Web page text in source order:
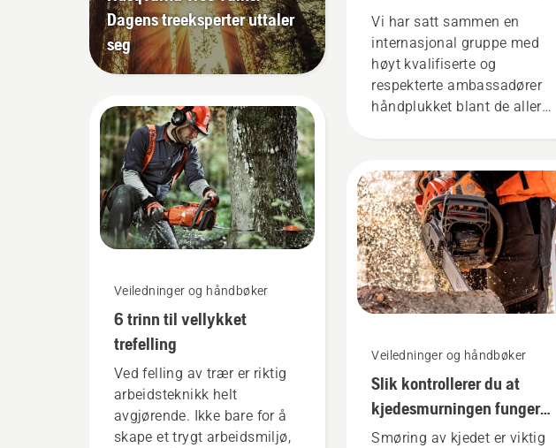
Dagens treeksperter uttaler
seg
Veiledninger og håndbøker
6 trinn til vellykket
trefelling
Ved felling av trær er riktig
arbeidsteknikk helt
avgjørende. Ikke bare for å
skape et trygt arbeidsmiljø,
Vi har satt sammen en
internasjonal gruppe med
høyt kvalifiserte og
respekterte ambassadører
håndplukket blant de aller
deres respektive land. De
utgjør vårt H-Team. Og det
er de som er våre aller mest
krevende kunder.
Veiledninger og håndbøker
Slik kontrollerer du at
kjedesmurningen fungerer
på motorsagen
Smøring av kjedet er viktig